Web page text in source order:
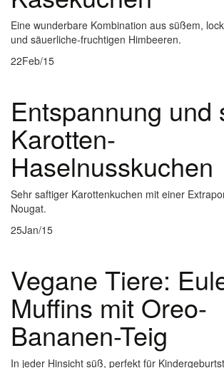
Eine wunderbare Kombination aus süßem,
und säuerliche-fruchtigen Himbeeren.
22Feb/15
Entspannung und
Karotten-
Haselnusskuchen
Sehr saftiger Karottenkuchen mit einer
Nougat.
25Jan/15
Vegane Tiere:
Muffins mit Oreo-
Bananen-Teig
In jeder Hinsicht süß, perfekt für